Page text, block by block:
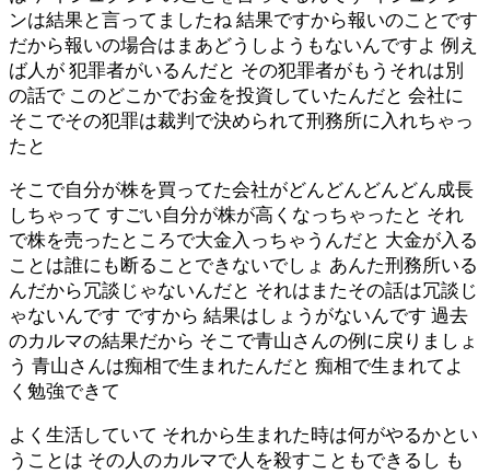
ンは結果と言ってましたね 結果ですから報いのことです
だから報いの場合はまあどうしようもないんですよ 例え
ば人が 犯罪者がいるんだと その犯罪者がもうそれは別
の話で このどこかでお金を投資していたんだと 会社に
そこでその犯罪は裁判で決められて刑務所に入れちゃっ
たと
そこで自分が株を買ってた会社がどんどんどんどん成長
しちゃって すごい自分が株が高くなっちゃったと それ
で株を売ったところで大金入っちゃうんだと 大金が入る
ことは誰にも断ることできないでしょ あんた刑務所いる
んだから冗談じゃないんだと それはまたその話は冗談じ
ゃないんです ですから 結果はしょうがないんです 過去
のカルマの結果だから そこで青山さんの例に戻りましょ
う 青山さんは痴相で生まれたんだと 痴相で生まれてよ
く勉強できて
よく生活していて それから生まれた時は何がやるかとい
うことは その人のカルマで人を殺すこともできるし も